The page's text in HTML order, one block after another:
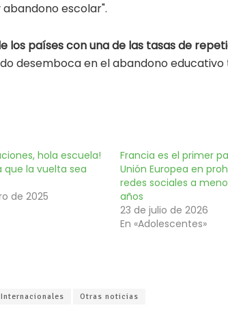
escolar".
los países con una de las tasas de
desemboca en el abandono
hola escuela!
que la vuelta sea
de 2025
Francia es el primer
Unión Europea en
redes sociales a
años
23 de julio de 2026
En «Adolescentes»
Internacionales Otras noticias